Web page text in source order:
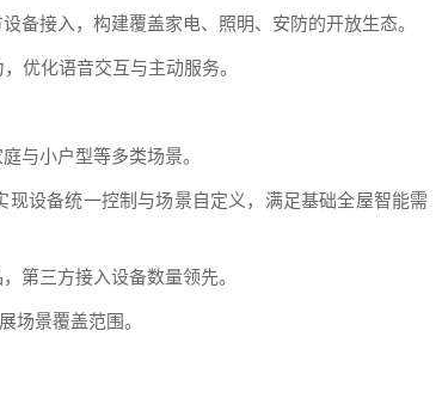
备接入，构建覆盖家电、照明、安防的开放生态。
优化语音交互与主动服务。
与小户型等多类场景。
设备统一控制与场景自定义，满足基础全屋智能需
第三方接入设备数量领先。
场景覆盖范围。